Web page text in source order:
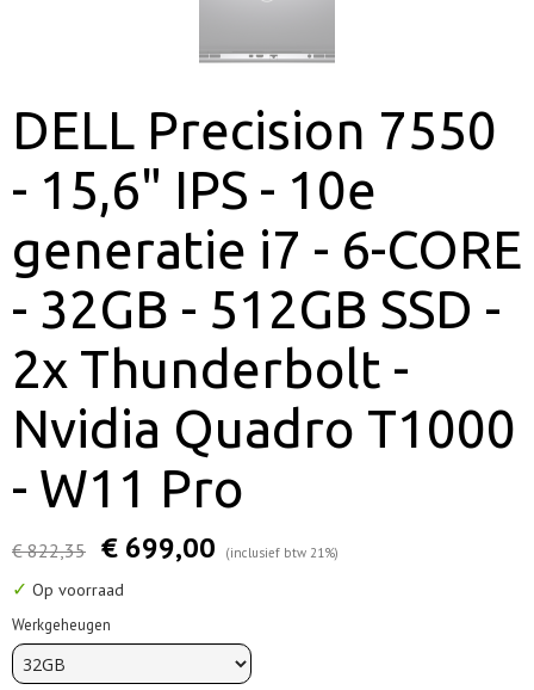
DELL Precision 7550
- 15,6" IPS - 10e
generatie i7 - 6-CORE
- 32GB - 512GB SSD -
2x Thunderbolt -
Nvidia Quadro T1000
- W11 Pro
€ 822,35 € 699,00 (inclusief btw 21%)
✓ Op voorraad
Werkgeheugen